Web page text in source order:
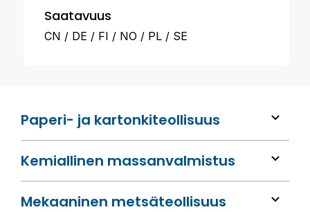
Paperi- ja kartonkiteollisuus
Kemiallinen massan­valmistus
Mekaaninen metsä­teollisuus
Saatavuus
CN DE FI NO PL SE